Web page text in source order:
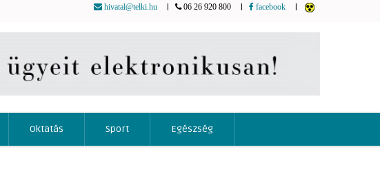
hivatal@telki.hu 06 26 920 800 facebook
Oktatás Sport Egészség